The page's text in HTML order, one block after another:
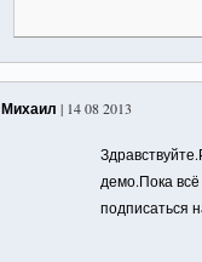
Михаил | 14 08 2013
демо.Пока
подписаться